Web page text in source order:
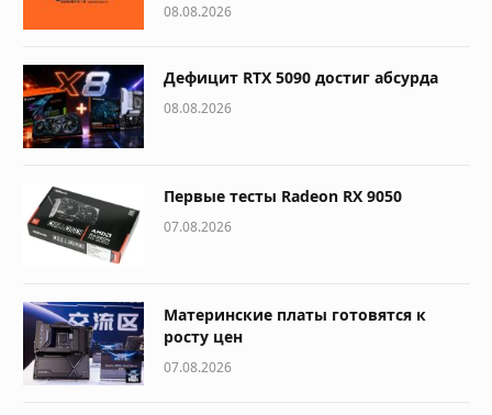
08.08.2026
Дефицит RTX 5090 достиг абсурда
08.08.2026
Первые тесты Radeon RX 9050
07.08.2026
Материнские платы готовятся к
росту цен
07.08.2026